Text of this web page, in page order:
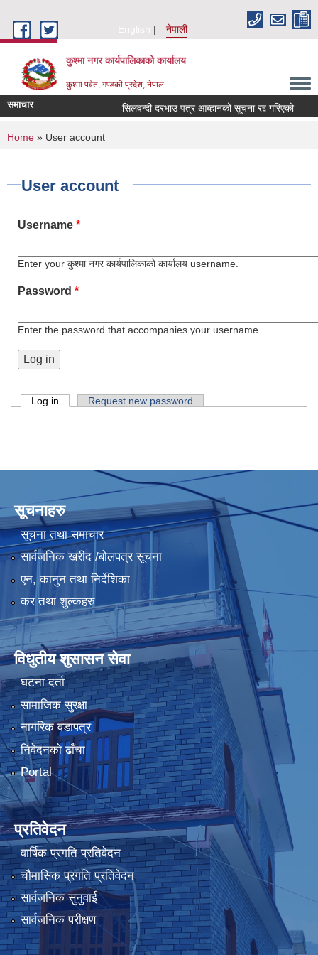
English
नेपाली
कुश्मा नगर कार्यपालिकाको कार्यालय
कुश्मा पर्वत, गण्डकी प्रदेश, नेपाल
समाचार सिलवन्दी दरभाउ पत्र आब्हानको सूचना रद्द गरिएको
You are here
Home » User account
User account
Username *
Enter your कुश्मा नगर कार्यपालिकाको कार्यालय username.
Password *
Enter the password that accompanies your username.
Primary tabs
Log in (active tab)Request new password
सूचनाहरु
सूचना तथा समाचार
सार्वजनिक खरीद /बोलपत्र सूचना
एन, कानुन तथा निर्देशिका
कर तथा शुल्कहरु
विधुतीय शुसासन सेवा
घटना दर्ता
सामाजिक सुरक्षा
नागरिक वडापत्र
निवेदनको ढाँचा
Portal
प्रतिवेदन
वार्षिक प्रगति प्रतिवेदन
चौमासिक प्रगति प्रतिवेदन
सार्वजनिक सुनुवाई
सार्वजनिक परीक्षण